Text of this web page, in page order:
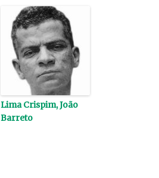
Lima Crispim, João
Barreto